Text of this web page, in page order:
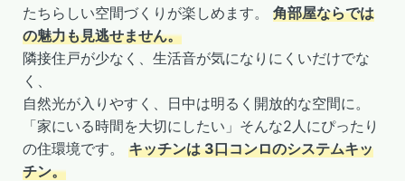
たちらしい空間づくりが楽しめます。 角部屋ならでは
の魅力も見逃せません。
隣接住戸が少なく、生活音が気になりにくいだけでな
く、
自然光が入りやすく、日中は明るく開放的な空間に。
「家にいる時間を大切にしたい」そんな2人にぴったり
の住環境です。 キッチンは 3口コンロのシステムキッ
チン。